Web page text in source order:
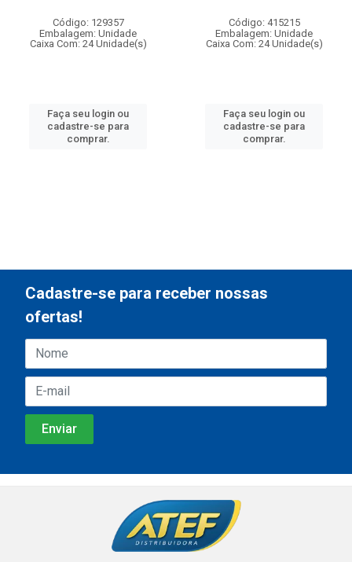
Código: 129357
Embalagem: Unidade
Caixa Com: 24 Unidade(s)
Faça seu login ou
cadastre-se para
comprar.
Código: 415215
Embalagem: Unidade
Caixa Com: 24 Unidade(s)
Faça seu login ou
cadastre-se para
comprar.
Cadastre-se para receber nossas
ofertas!